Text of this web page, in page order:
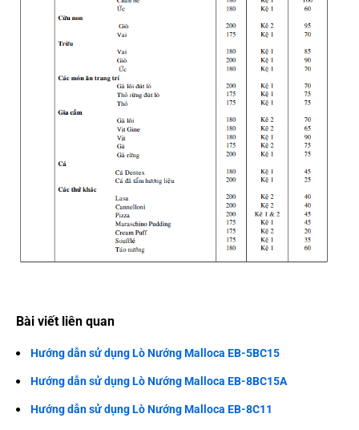
Bài viết liên quan
Hướng dẫn sử dụng Lò Nướng Malloca EB-5BC15
Hướng dẫn sử dụng Lò Nướng Malloca EB-8BC15A
Hướng dẫn sử dụng Lò Nướng Malloca EB-8C11